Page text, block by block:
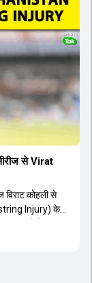
को ध्यान में
केएल राहुल,
मैच विश्व टेस्ट
काफी महत्वपूर्ण
हेड कोच गौतम
से Virat
कोहली से
Injury) के
तीन मैचों की
इस वनडे सीरीज
का इस सीरीज से